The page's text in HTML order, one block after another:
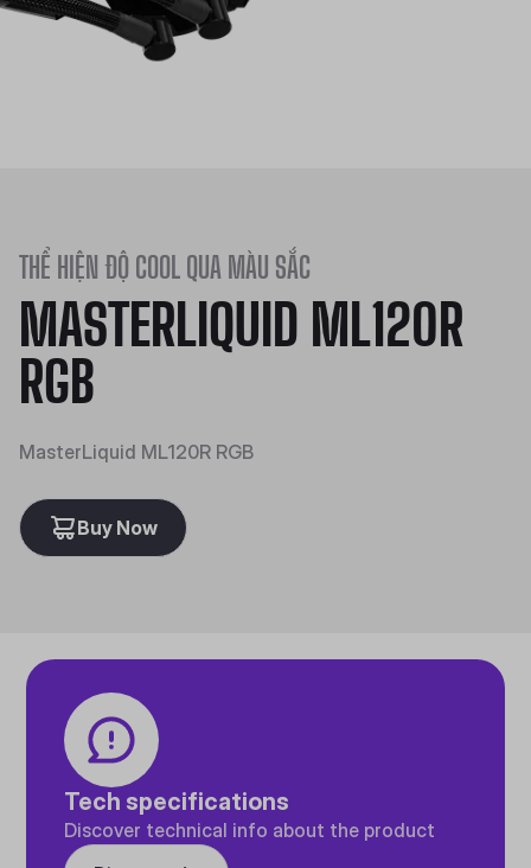
THỂ HIỆN ĐỘ COOL QUA MÀU SẮC
MASTERLIQUID ML120R
RGB
MasterLiquid ML120R RGB
Buy Now
Tech specifications
Discover technical info about the product